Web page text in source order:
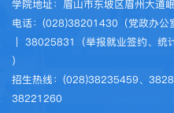
学院地址：眉山市东坡区眉州大道
电话：(028)38201430（党政办公
｜ 38025831（举报就业签约、
）
招生热线：(028)38235459、
38221260